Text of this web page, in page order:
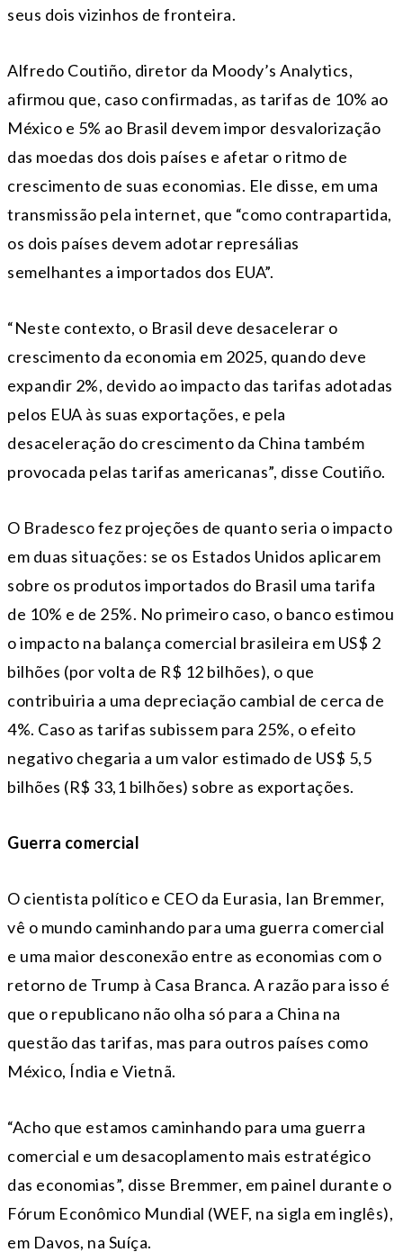
seus dois vizinhos de fronteira.
Alfredo Coutiño, diretor da Moody’s Analytics,
afirmou que, caso confirmadas, as tarifas de 10% ao
México e 5% ao Brasil devem impor desvalorização
das moedas dos dois países e afetar o ritmo de
crescimento de suas economias. Ele disse, em uma
transmissão pela internet, que “como contrapartida,
os dois países devem adotar represálias
semelhantes a importados dos EUA”.
“Neste contexto, o Brasil deve desacelerar o
crescimento da economia em 2025, quando deve
expandir 2%, devido ao impacto das tarifas adotadas
pelos EUA às suas exportações, e pela
desaceleração do crescimento da China também
provocada pelas tarifas americanas”, disse Coutiño.
O Bradesco fez projeções de quanto seria o impacto
em duas situações: se os Estados Unidos aplicarem
sobre os produtos importados do Brasil uma tarifa
de 10% e de 25%. No primeiro caso, o banco estimou
o impacto na balança comercial brasileira em US$ 2
bilhões (por volta de R$ 12 bilhões), o que
contribuiria a uma depreciação cambial de cerca de
4%. Caso as tarifas subissem para 25%, o efeito
negativo chegaria a um valor estimado de US$ 5,5
bilhões (R$ 33,1 bilhões) sobre as exportações.
Guerra comercial
O cientista político e CEO da Eurasia, Ian Bremmer,
vê o mundo caminhando para uma guerra comercial
e uma maior desconexão entre as economias com o
retorno de Trump à Casa Branca. A razão para isso é
que o republicano não olha só para a China na
questão das tarifas, mas para outros países como
México, Índia e Vietnã.
“Acho que estamos caminhando para uma guerra
comercial e um desacoplamento mais estratégico
das economias”, disse Bremmer, em painel durante o
Fórum Econômico Mundial (WEF, na sigla em inglês),
em Davos, na Suíça.